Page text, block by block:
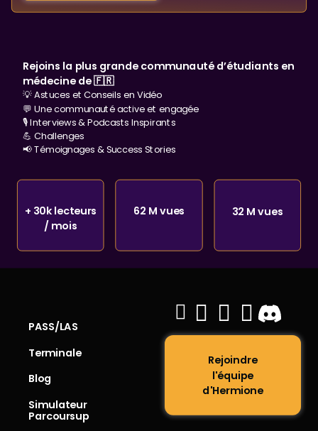
Rejoins la plus grande communauté d’étudiants en
médecine de 🇫🇷
💡 Astuces et Conseils en Vidéo
💬 Une communauté active et engagée
🎙️ Interviews & Podcasts Inspirants
💪 Challenges
📢 Témoignages & Success Stories
+ 30k lecteurs
/ mois
62 M vues 32 M vues
PASS/LAS
Terminale
Blog
Simulateur
Parcoursup
Rejoindre
l'équipe
d'Hermione